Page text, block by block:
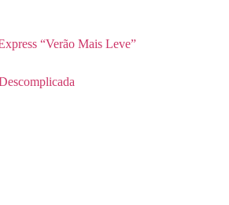
“Verão Mais Leve”